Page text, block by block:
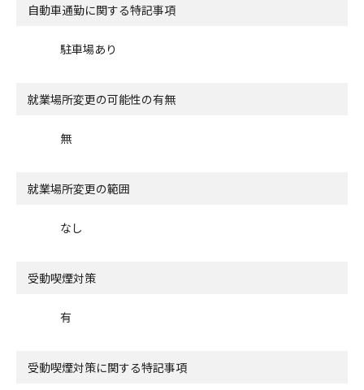
自動車通勤に関する特記事項
駐車場あり
就業場所変更の可能性の有無
無
就業場所変更の範囲
なし
受動喫煙対策
有
受動喫煙対策に関する特記事項